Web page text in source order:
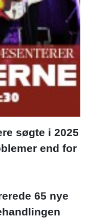
søgte i 2025
end for
65 nye